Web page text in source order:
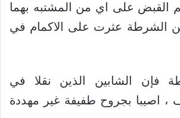
القبض على اي من المشتبه بهما
الشرطة عثرت على الاكمام في
فإن الشابين الذين نقلا في
، اصيبا بجروح طفيفة غير مهددة